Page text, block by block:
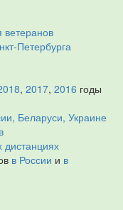
ветеранов
Петербурга
, 2017, 2016 годы
Беларуси, Украине
дистанциях
в России и в